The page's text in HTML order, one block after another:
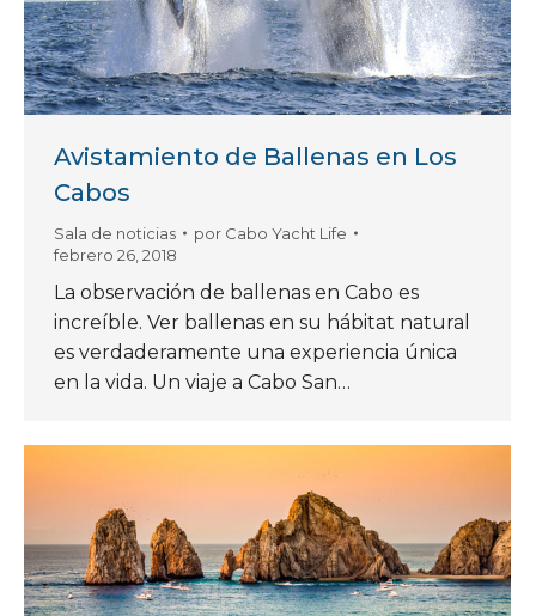
Avistamiento de Ballenas en Los
Cabos
Sala de noticias por Cabo Yacht Life
febrero 26, 2018
La observación de ballenas en Cabo es
increíble. Ver ballenas en su hábitat natural
es verdaderamente una experiencia única
en la vida. Un viaje a Cabo San…